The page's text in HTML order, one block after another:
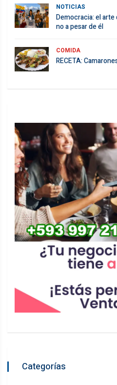
NOTICIAS
Democracia: el
no a pesar de él
COMIDA
RECETA:
Categorías